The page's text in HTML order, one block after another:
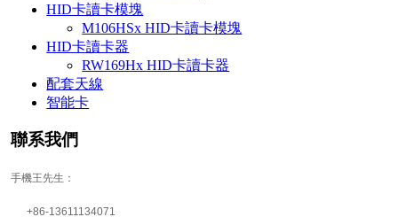
HID卡讀卡模塊
M106HSx HID卡讀卡模塊
HID卡讀卡器
RW169Hx HID卡讀卡器
配套天線
智能卡
聯系我們
手機王先生：
+86-13611134071